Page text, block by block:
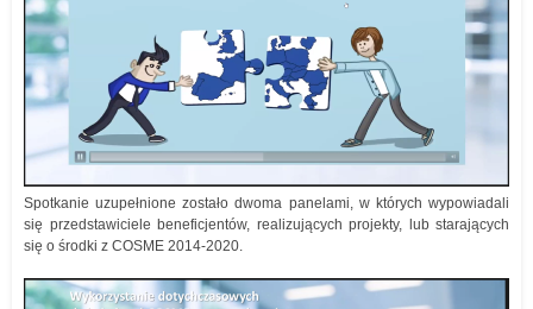
Spotkanie uzupełnione zostało dwoma panelami, w których wypowiadali
się przedstawiciele beneficjentów, realizujących projekty, lub starających
się o środki z COSME 2014-2020.